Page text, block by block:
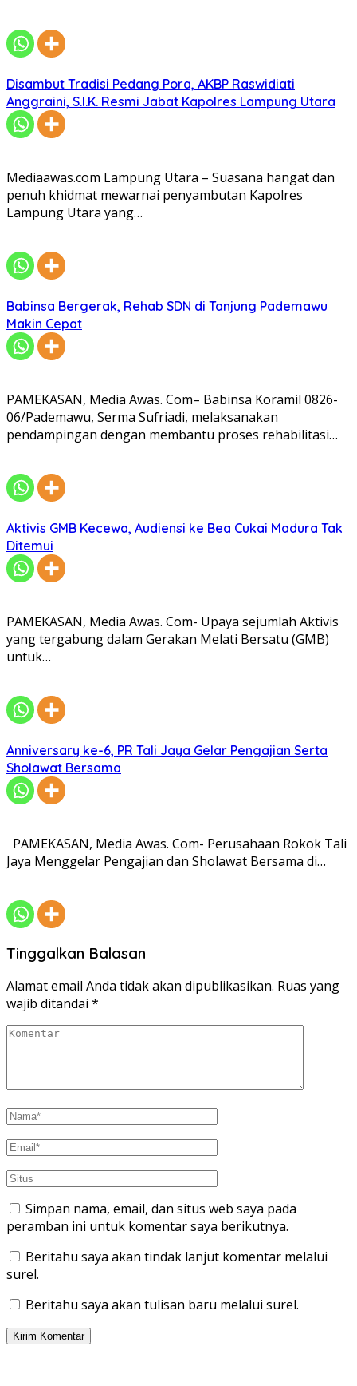
Disambut Tradisi Pedang Pora, AKBP Raswidiati
Anggraini, S.I.K. Resmi Jabat Kapolres Lampung Utara
Mediaawas.com Lampung Utara – Suasana hangat dan
penuh khidmat mewarnai penyambutan Kapolres
Lampung Utara yang…
Babinsa Bergerak, Rehab SDN di Tanjung Pademawu
Makin Cepat
PAMEKASAN, Media Awas. Com– Babinsa Koramil 0826-
06/Pademawu, Serma Sufriadi, melaksanakan
pendampingan dengan membantu proses rehabilitasi…
Aktivis GMB Kecewa, Audiensi ke Bea Cukai Madura Tak
Ditemui
PAMEKASAN, Media Awas. Com- Upaya sejumlah Aktivis
yang tergabung dalam Gerakan Melati Bersatu (GMB)
untuk…
Anniversary ke-6, PR Tali Jaya Gelar Pengajian Serta
Sholawat Bersama
PAMEKASAN, Media Awas. Com- Perusahaan Rokok Tali
Jaya Menggelar Pengajian dan Sholawat Bersama di…
Tinggalkan Balasan
Alamat email Anda tidak akan dipublikasikan. Ruas yang
wajib ditandai *
Simpan nama, email, dan situs web saya pada
peramban ini untuk komentar saya berikutnya.
Beritahu saya akan tindak lanjut komentar melalui
surel.
Beritahu saya akan tulisan baru melalui surel.